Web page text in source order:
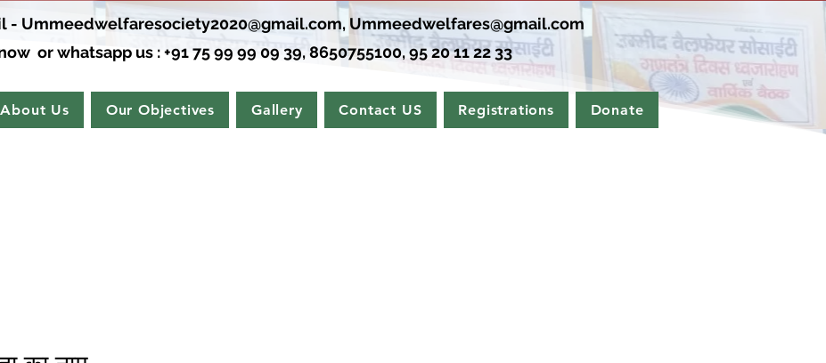
- Ummeedwelfaresociety2020@gmail.com, Ummeedwelfares@gmail.com
or whatsapp us : +91 75 99 99 09 39, 8650755100, 95 20 11 22 33
About Us Our Objectives Gallery Contact US Registrations Donate